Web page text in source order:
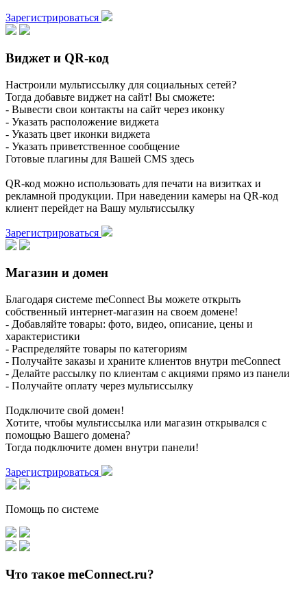
Зарегистрироваться
Виджет и QR-код
Настроили мультиссылку для социальных сетей?
Тогда добавьте виджет на сайт! Вы сможете:
- Вывести свои контакты на сайт через иконку
- Указать расположение виджета
- Указать цвет иконки виджета
- Указать приветственное сообщение
Готовые плагины для Вашей CMS здесь
QR-код можно использовать для печати на визитках и
рекламной продукции. При наведении камеры на QR-код
клиент перейдет на Вашу мультиссылку
Зарегистрироваться
Магазин и домен
Благодаря системе meConnect Вы можете открыть
собственный интернет-магазин на своем домене!
- Добавляйте товары: фото, видео, описание, цены и
характеристики
- Распределяйте товары по категориям
- Получайте заказы и храните клиентов внутри meConnect
- Делайте рассылку по клиентам с акциями прямо из панели
- Получайте оплату через мультиссылку
Подключите свой домен!
Хотите, чтобы мультиссылка или магазин открывался с
помощью Вашего домена?
Тогда подключите домен внутри панели!
Зарегистрироваться
Помощь по системе
Что такое meConnect.ru?